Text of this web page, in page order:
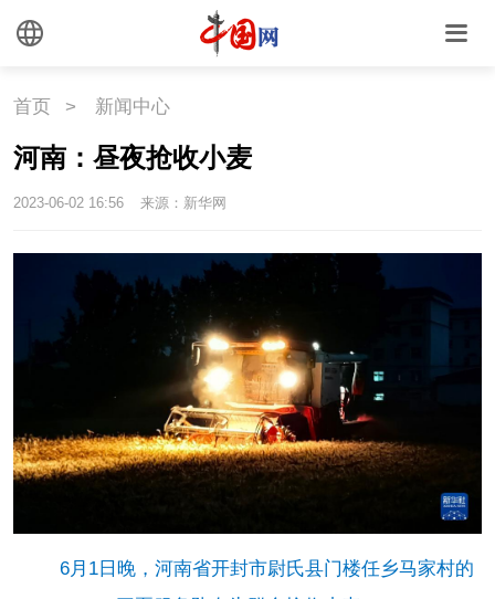
文创
时尚
悦读 民藏
助残 一带一路
草原
联盟 心理 老年
首页 > 新闻中心
河南：昼夜抢收小麦
2023-06-02 16:56 来源：新华网
6月1日晚，河南省开封市尉氏县门楼任乡马家村的